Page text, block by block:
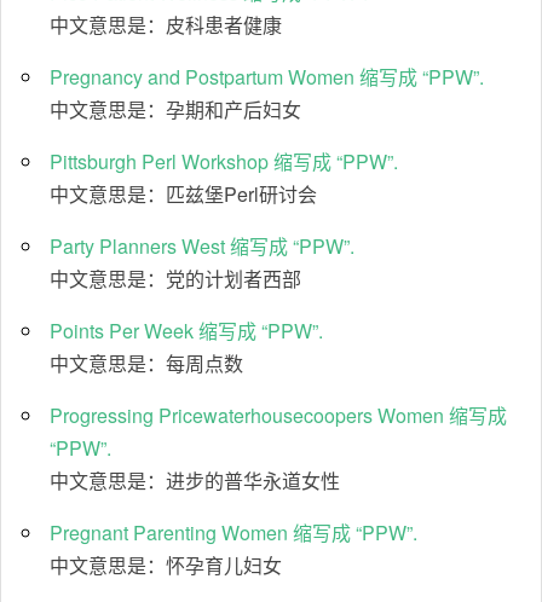
中文意思是：皮科患者健康
Pregnancy and Postpartum Women 缩写成 “PPW”.
中文意思是：孕期和产后妇女
Pittsburgh Perl Workshop 缩写成 “PPW”.
中文意思是：匹兹堡Perl研讨会
Party Planners West 缩写成 “PPW”.
中文意思是：党的计划者西部
Points Per Week 缩写成 “PPW”.
中文意思是：每周点数
Progressing Pricewaterhousecoopers Women 缩写成
“PPW”.
中文意思是：进步的普华永道女性
Pregnant Parenting Women 缩写成 “PPW”.
中文意思是：怀孕育儿妇女